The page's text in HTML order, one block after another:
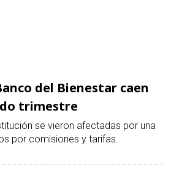
del Bienestar caen
trimestre
se vieron afectadas por una
por comisiones y tarifas.